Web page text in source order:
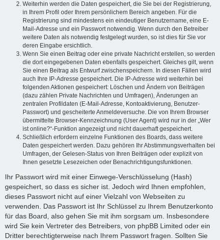
Weiterhin werden die Daten gespeichert, die Sie bei der Registrierung,
in Ihrem Profil oder Ihrem persönlichem Bereich angeben. Für die
Registrierung sind mindestens ein eindeutiger Benutzername, eine E-
Mail-Adresse und ein Passwort notwendig. Wenn durch den Betreiber
weitere Daten als notwendig festgelegt wurden, so ist dies für Sie vor
deren Eingabe ersichtlich.
Wenn Sie einen Beitrag oder eine private Nachricht erstellen, so werden
die dort eingegebenen Daten ebenfalls gespeichert. Gleiches gilt, wenn
Sie einen Beitrag als Entwurf zwischenspeichern. In diesen Fällen wird
auch Ihre IP-Adresse gespeichert. Die IP-Adresse wird weiterhin bei
folgenden Aktionen gespeichert: Löschen und Ändern von Beiträgen
(dazu zählen Private Nachrichten und Umfragen), Änderungen an
zentralen Profildaten (E-Mail-Adresse, Kontoaktivierung, Benutzer-
Passwort) und gescheiterte Anmeldeversuche. Die von Ihrem Browser
übermittelte Browser-Kennzeichnung (User Agent) wird nur in der „Wer
ist online?“-Funktion angezeigt und nicht dauerhaft gespeichert.
Schließlich erfordern einzelne Funktionen des Boards, dass weitere
Daten gespeichert werden. Dazu gehören Ihr Abstimmungsverhalten bei
Umfragen, der Gelesen-Status von Ihren Beiträgen oder explizit von
Ihnen gesetzte Lesezeichen oder Benachrichtigungsfunktionen.
Ihr Passwort wird mit einer Einwege-Verschlüsselung (Hash)
gespeichert, so dass es sicher ist. Jedoch wird Ihnen empfohlen,
dieses Passwort nicht auf einer Vielzahl von Webseiten zu
verwenden. Das Passwort ist Ihr Schlüssel zu Ihrem Benutzerkonto
für das Board, also gehen Sie mit ihm sorgsam um. Insbesondere
wird Sie kein Vertreter des Betreibers, von phpBB Limited oder ein
Dritter berechtigterweise nach Ihrem Passwort fragen. Sollten Sie